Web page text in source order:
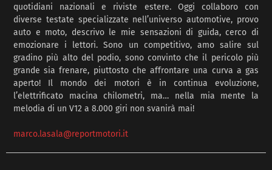
quotidiani nazionali e riviste estere. Oggi collaboro con
diverse testate specializzate nell’universo automotive, provo
auto e moto, descrivo le mie sensazioni di guida, cerco di
emozionare i lettori. Sono un competitivo, amo salire sul
gradino più alto del podio, sono convinto che il pericolo più
grande sia frenare, piuttosto che affrontare una curva a gas
aperto! Il mondo dei motori è in continua evoluzione,
l’elettrificato macina chilometri, ma… nella mia mente la
melodia di un V12 a 8.000 giri non svanirà mai!
marco.lasala@reportmotori.it